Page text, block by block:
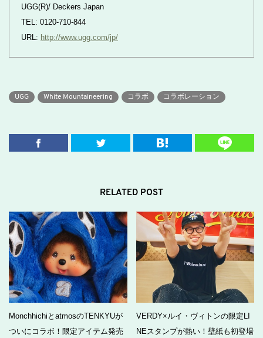
UGG(R)/ Deckers Japan
TEL: 0120-710-844
URL: http://www.ugg.com/jp/
UGG White Mountaineering コラボ コラボレーション
RELATED POST
MonchhichiとatmosのTENKYUが
ついにコラボ！限定アイテム発売
VERDY×ルイ・ヴィトンの限定LI
NEスタンプが熱い！壁紙も初登場